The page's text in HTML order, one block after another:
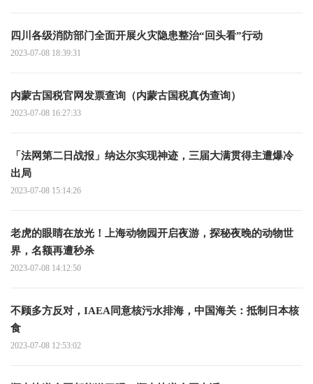
四川各级消防部门全面开展火灾隐患整治“回头看”行动
2023-07-08 18:39:31
内蒙古国税官网发票查询（内蒙古国税真伪查询）
2023-07-08 16:27:33
「法网第二日战报」纳达尔实现神迹，三届大满贯得主遭爆冷
出局
2023-07-08 15:14:26
老虎的眼睛在放光！上海动物园开启夜游，探秘夜晚的动物世
界，名额再遭秒杀
2023-07-08 14:12:50
不顾多方反对，IAEA同意核污水排海，中国海关：抵制日本核
食
2023-07-08 12:53:02